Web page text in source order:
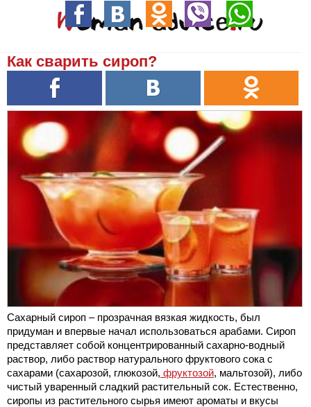
Как сварить сироп?
Сахарный сироп – прозрачная вязкая жидкость, был
придуман и впервые начал использоваться арабами. Сироп
представляет собой концентрированный сахарно-водный
раствор, либо раствор натурального фруктового сока с
сахарами (сахарозой, глюкозой, фруктозой, мальтозой), либо
чистый уваренный сладкий растительный сок. Естественно,
сиропы из растительного сырья имеют ароматы и вкусы